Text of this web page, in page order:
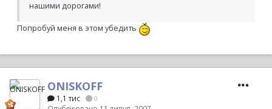
нашими дорогами!
Попробуй меня в этом убедить
ONISKOFF
1,1 тис 0